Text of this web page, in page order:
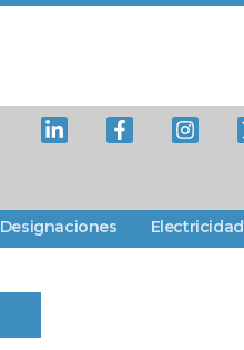
Designaciones Electricidad